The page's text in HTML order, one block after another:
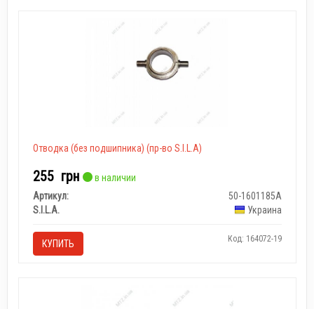
Отводка (без подшипника) (пр-во S.I.L.A)
255 грн
в наличии
Артикул:
50-1601185А
S.I.L.A.
Украина
КУПИТЬ Код: 164072-19